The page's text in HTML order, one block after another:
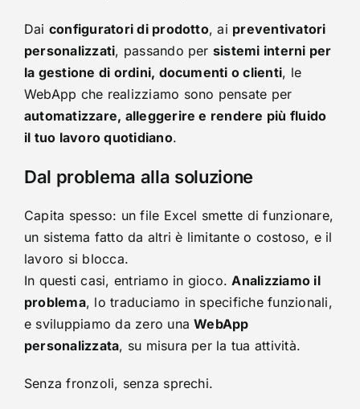
Dai configuratori di prodotto, ai preventivatori
personalizzati, passando per sistemi interni per
la gestione di ordini, documenti o clienti, le
WebApp che realizziamo sono pensate per
automatizzare, alleggerire e rendere più fluido
il tuo lavoro quotidiano.
Dal problema alla soluzione
Capita spesso: un file Excel smette di funzionare,
un sistema fatto da altri è limitante o costoso, e il
lavoro si blocca.
In questi casi, entriamo in gioco.Analizziamo il
problema, lo traduciamo in specifiche funzionali,
e sviluppiamo da zero unaWebApp
personalizzata, su misura per la tua attività.
Senza fronzoli, senza sprechi.